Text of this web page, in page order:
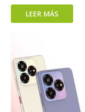
LEER MÁS